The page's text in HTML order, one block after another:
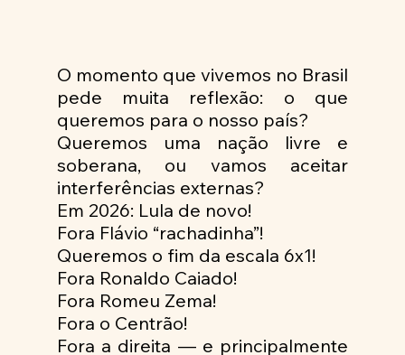
O momento que vivemos no Brasil
pede muita reflexão: o que
queremos para o nosso país?
Queremos uma nação livre e
soberana, ou vamos aceitar
interferências externas?
Em 2026: Lula de novo!
Fora Flávio “rachadinha”!
Queremos o fim da escala 6x1!
Fora Ronaldo Caiado!
Fora Romeu Zema!
Fora o Centrão!
Fora a direita — e principalmente